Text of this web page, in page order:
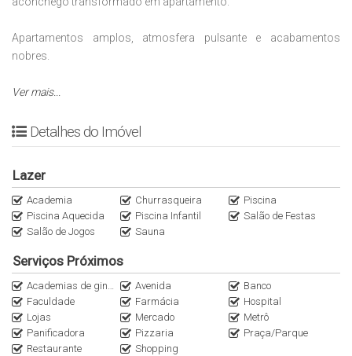
Apartamentos amplos, atmosfera pulsante e acabamentos
nobres.
Ficha Técnica
Viva em 142m² – 4 suítes ou 3 suítes e home office com entrada
independente
Torre única residencial
Aplicação de molduras, revestimento cerâmico e textura
impermeável. Pingadeiras e peitoris em granito polido para
conservação da fachada
Garagem em padrão diferenciado
Segurança: acessos com duplo bloqueio e guarita com vidro
blindado
Sala para recebimento de correspondências, encomendas ou
itens refrigerados
Previsão para mini market
Ver mais...
Detalhes do Imóvel
Lazer
Academia Churrasqueira
Piscina
Piscina Aquecida
Piscina Infantil
Salão de Festas
Salão de Jogos
Sauna
Serviços Próximos
Academias de ginástica Avenida
Banco
Faculdade
Farmácia
Hospital
Lojas
Mercado
Metrô
Panificadora
Pizzaria
Praça/Parque
Restaurante
Shopping